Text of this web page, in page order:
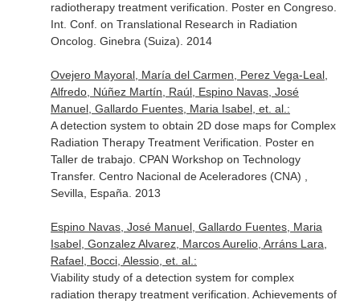
radiotherapy treatment verification. Poster en Congreso.
Int. Conf. on Translational Research in Radiation
Oncolog. Ginebra (Suiza). 2014
Ovejero Mayoral, María del Carmen, Perez Vega-Leal,
Alfredo, Núñez Martín, Raúl, Espino Navas, José
Manuel, Gallardo Fuentes, Maria Isabel, et. al.:
A detection system to obtain 2D dose maps for Complex
Radiation Therapy Treatment Verification. Poster en
Taller de trabajo. CPAN Workshop on Technology
Transfer. Centro Nacional de Aceleradores (CNA) ,
Sevilla, España. 2013
Espino Navas, José Manuel, Gallardo Fuentes, Maria
Isabel, Gonzalez Alvarez, Marcos Aurelio, Arráns Lara,
Rafael, Bocci, Alessio, et. al.:
Viability study of a detection system for complex
radiation therapy treatment verification. Achievements of